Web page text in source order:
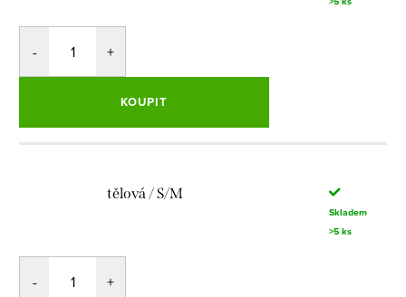
KOUPIT
tělová / S/M
Skladem
>5 ks